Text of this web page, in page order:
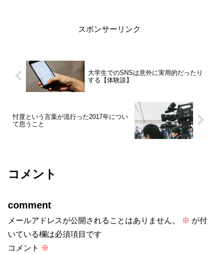
スポンサーリンク
大学生でのSNSは意外に実用的だったり
する【体験談】
忖度という言葉が流行った2017年につい
て思うこと
コメント
comment
メールアドレスが公開されることはありません。 ※ が付
いている欄は必須項目です
コメント ※